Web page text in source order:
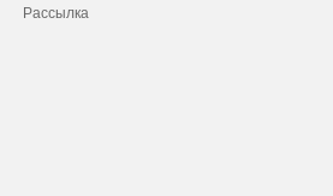
Рассылка